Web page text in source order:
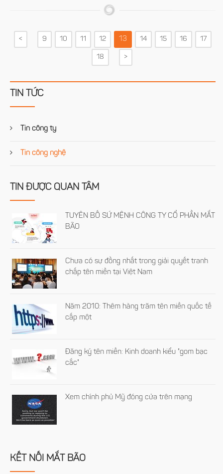
< 9 10 11 12 13 14 15 16 17
18 >
TIN TỨC
Tin công ty
Tin công nghệ
TIN ĐƯỢC QUAN TÂM
TUYÊN BỐ SỨ MỆNH CÔNG TY CỔ PHẦN MẮT
BÃO
Chưa có sự đồng nhất trong giải quyết tranh
chấp tên miền tại Việt Nam
Năm 2010: Thêm hàng trăm tên miền quốc tế
cấp một
Đăng ký tên miền: Kinh doanh kiểu "gom bạc
cắc"
Xem chính phủ Mỹ đóng cửa trên mạng
KẾT NỐI MẮT BÃO